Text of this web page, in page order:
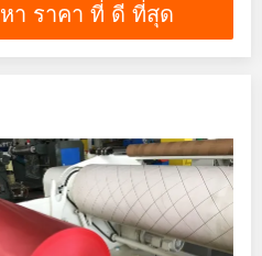
หา ราคา ที่ ดี ที่สุด